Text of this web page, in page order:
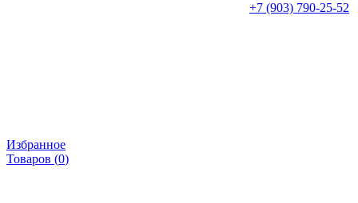
+7 (903) 790-25-52
Избранное
Товаров (0)